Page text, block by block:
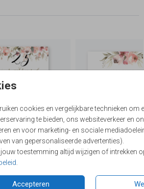
cookies en vergelijkbare technieken om
te bieden, ons websiteverkeer en
en voor marketing- en sociale
van gepersonaliseerde advertenties).
toestemming altijd wijzigen of intrekken
Accepteren